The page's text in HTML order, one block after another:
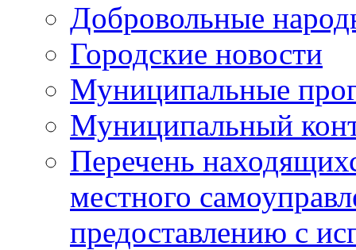
Добровольные
Городские новости
Муниципальные
Муниципальный
Перечень
местного
предоставлению с